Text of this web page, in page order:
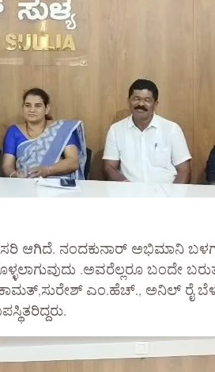
ಸರಿ ಆಗಿದೆ. ನಂದಕುನಾರ್ ಅಭಿಮಾನಿ
.ಅವರೆಲ್ಲರೂ ಬಂದೇ
ಎಂ.ಹೆಚ್., ಅನಿಲ್ ರೈ